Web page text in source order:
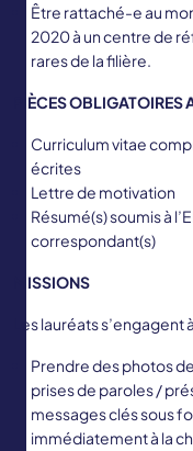
Être rattaché-e au
2020 à un centre de
rares de la filière.
PIÈCES OBLIGATOIRES
Curriculum vitae
écrites
Lettre de motivation
Résumé(s) soumis à
correspondant(s)
MISSIONS
Les lauréats s’engagent
Prendre des photos
prises de paroles /
messages clés sous
immédiatement à la